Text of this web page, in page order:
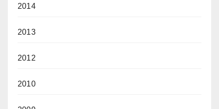
2014
2013
2012
2010